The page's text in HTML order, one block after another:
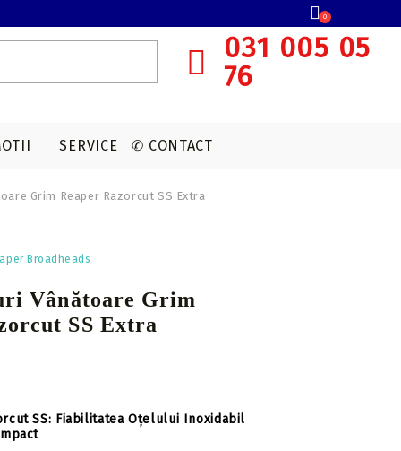
031 005 05
76
0
Lunete cu magnificare
Accesorii sistem ochire
SERVICE ✆ CONTACT
Grim Reaper Razorcut SS Extra
Broadheads
Vânătoare Grim
SS Extra
SS: Fiabilitatea Oțelului Inoxidabil